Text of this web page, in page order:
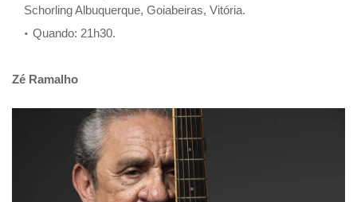
Schorling Albuquerque, Goiabeiras, Vitória.
Quando: 21h30.
Zé Ramalho